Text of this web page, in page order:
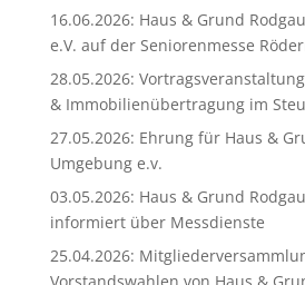
16.06.2026: Haus & Grund
e.V. auf der Seniorenmesse
28.05.2026:
& Immobilienübertragung im
27.05.2026: Ehrung für Haus &
Umgebung e.v.
03.05.2026: Haus & Grund
informiert über Messdienste
25.04.2026: